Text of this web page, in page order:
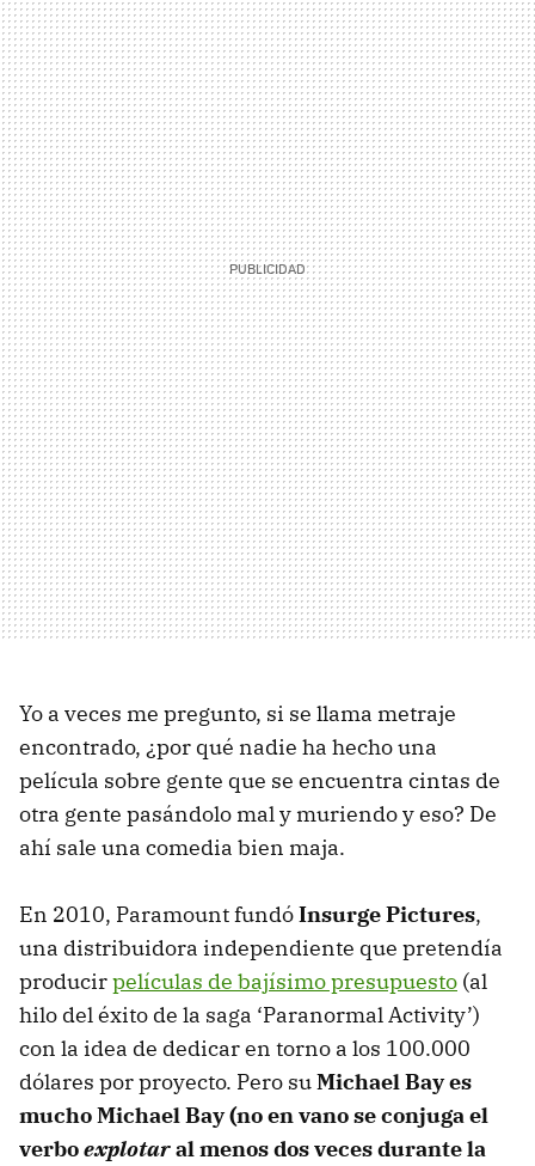
Yo a veces me pregunto, si se llama metraje
encontrado, ¿por qué nadie ha hecho una
película sobre gente que se encuentra cintas de
otra gente pasándolo mal y muriendo y eso? De
ahí sale una comedia bien maja.
En 2010, Paramount fundóInsurge Pictures,
una distribuidora independiente que pretendía
producirpelículas de bajísimo presupuesto (al
hilo del éxito de la saga ‘Paranormal Activity’)
con la idea de dedicar en torno a los 100.000
dólares por proyecto. Pero suMichael Bay es
mucho Michael Bay (no en vano se conjuga el
verboexplotaral menos dos veces durante la